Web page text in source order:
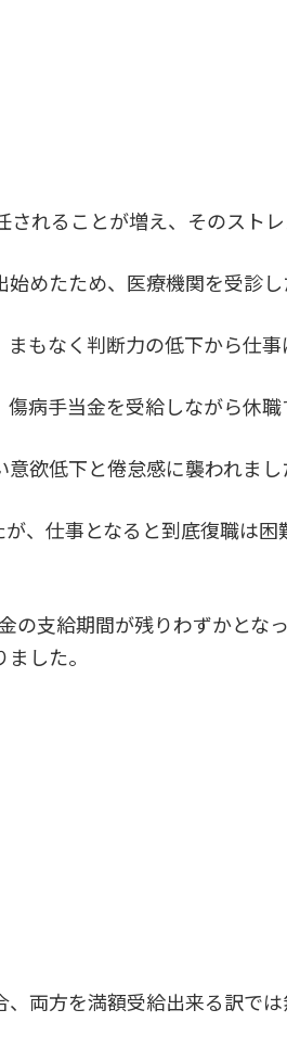
れることが増え、そのスト
めたため、医療機関を受診
もなく判断力の低下から仕事
病手当金を受給しながら休職
欲低下と倦怠感に襲われまし
、仕事となると到底復職は
の支給期間が残りわずかとな
した。
両方を満額受給出来る訳で